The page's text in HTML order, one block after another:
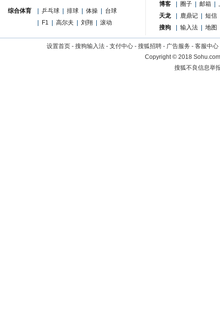
综合体育 乒乓球 排球 体操
台球
F1 高尔夫 刘翔 滚动
博客 圈子 邮箱
天龙
鹿鼎记
短信
搜狗
输入法 地图
设置首页 - 搜狗输入法 - 支付中心 - 搜狐招聘 - 广告服务 - 客服中心
Copyright©2018
搜狐不良信息举